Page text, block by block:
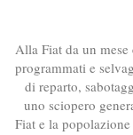
Alla Fiat da un
programmati e
di reparto,
uno sciopero
Fiat e la